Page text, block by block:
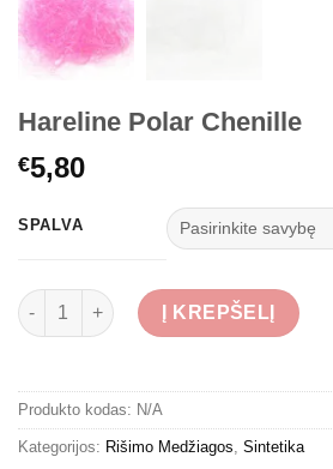
Hareline Polar Chenille
€5,80
SPALVA
produkto kiekis: Hareline Polar Chenille
Į KREPŠELĮ
Produkto kodas: N/A
Kategorijos: Rišimo Medžiagos Sintetika